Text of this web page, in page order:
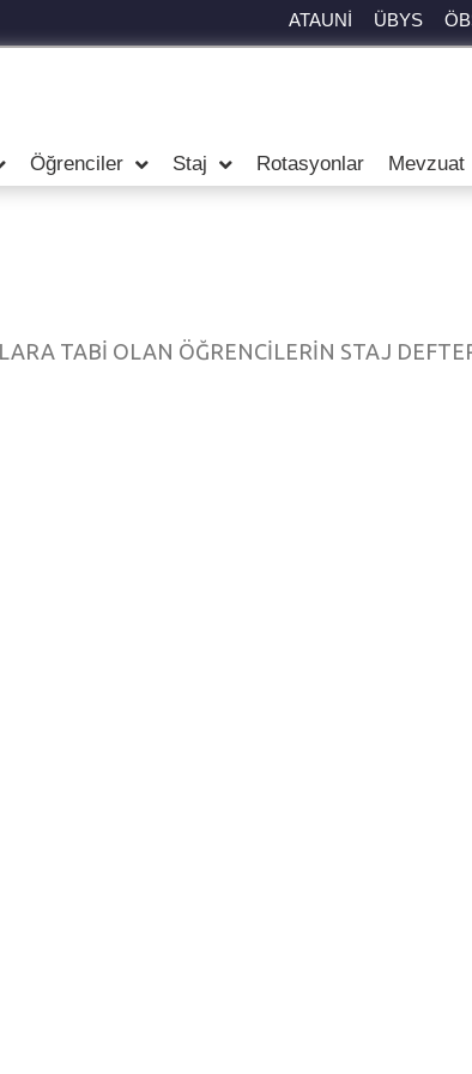
ATAUNİ ÜBYS
Öğrenciler Staj Rotasyonlar Mevzuat
TABİ OLAN ÖĞRENCİLERİN STAJ